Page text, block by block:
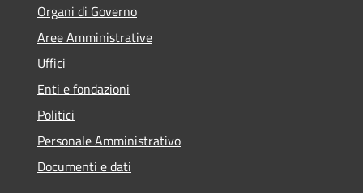
Organi di Governo
Aree Amministrative
Uffici
Enti e fondazioni
Politici
Personale Amministrativo
Documenti e dati